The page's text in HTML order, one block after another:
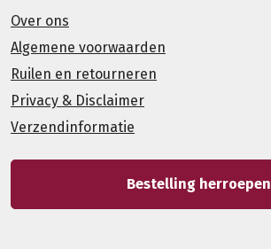
Over ons
Algemene voorwaarden
Ruilen en retourneren
Privacy & Disclaimer
Verzendinformatie
Bestelling herroepen